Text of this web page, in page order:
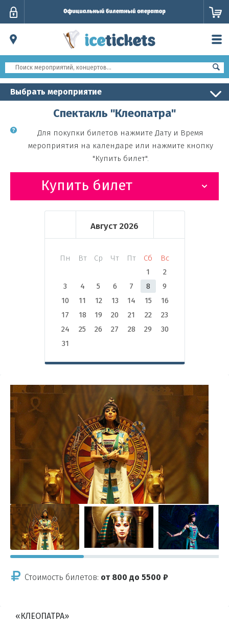
Выбрать мероприятие
Спектакль "Клеопатра"
Для покупки билетов нажмите Дату и Время
мероприятия на календаре или нажмите кнопку
"Купить билет".
Купить билет
Август 2026
Пн Вт Ср Чт Пт Сб
Вс
1
2
3
4 5 6 7 8
9
10
11 12 13 14 15
16
17
18 19 20 21 22
23
24
25 26 27 28 29
30
31
Стоимость билетов: от 800 до 5500 ₽
«КЛЕОПАТРА»